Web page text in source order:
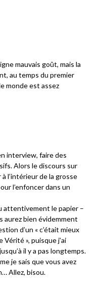
mauvais goût, mais la
au temps du premier
monde est assez
interview, faire des
Alors le discours sur
l’intérieur de la grosse
l’enfoncer dans un
attentivement le papier –
aurez bien évidemment
d’un « c’était mieux
», puisque j’ai
il y a pas longtemps.
je sais que vous avez
Allez, bisou.